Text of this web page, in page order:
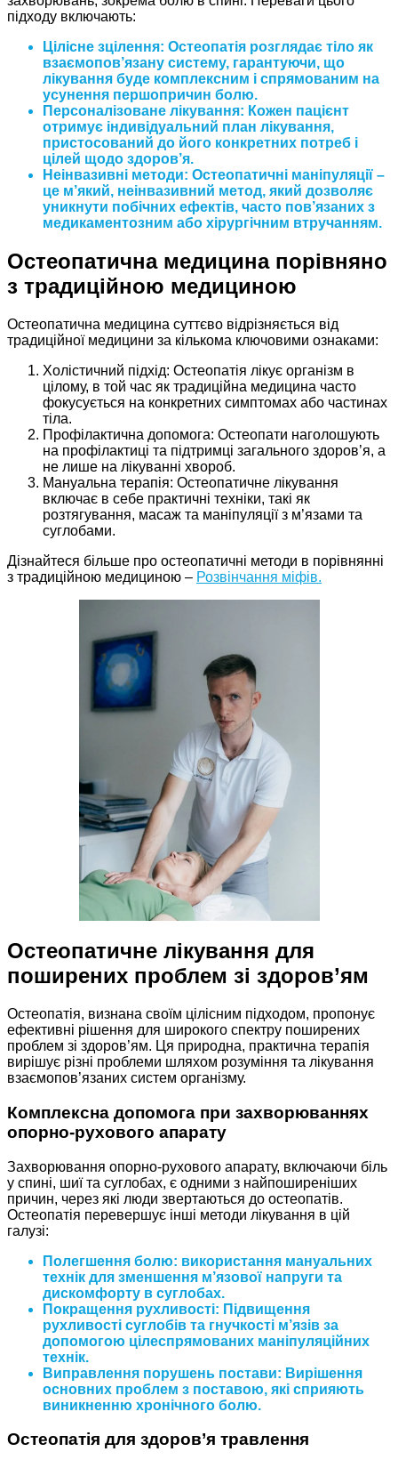
підходу включають:
Цілісне зцілення: Остеопатія розглядає тіло як
взаємопов’язану систему, гарантуючи, що
лікування буде комплексним і спрямованим на
усунення першопричин болю.
Персоналізоване лікування: Кожен пацієнт
отримує індивідуальний план лікування,
пристосований до його конкретних потреб і
цілей щодо здоров’я.
Неінвазивні методи: Остеопатичні маніпуляції –
це м’який, неінвазивний метод, який дозволяє
уникнути побічних ефектів, часто пов’язаних з
медикаментозним або хірургічним втручанням.
Остеопатична медицина порівняно
з традиційною медициною
Остеопатична медицина суттєво відрізняється від
традиційної медицини за кількома ключовими ознаками:
Холістичний підхід: Остеопатія лікує організм в
цілому, в той час як традиційна медицина часто
фокусується на конкретних симптомах або частинах
тіла.
Профілактична допомога: Остеопати наголошують
на профілактиці та підтримці загального здоров’я, а
не лише на лікуванні хвороб.
Мануальна терапія: Остеопатичне лікування
включає в себе практичні техніки, такі як
розтягування, масаж та маніпуляції з м’язами та
суглобами.
Дізнайтеся більше про остеопатичні методи в порівнянні
з традиційною медициною – Розвінчання міфів.
Остеопатичне лікування для
поширених проблем зі здоров’ям
Остеопатія, визнана своїм цілісним підходом, пропонує
ефективні рішення для широкого спектру поширених
проблем зі здоров’ям. Ця природна, практична терапія
вирішує різні проблеми шляхом розуміння та лікування
взаємопов’язаних систем організму.
Комплексна допомога при захворюваннях
опорно-рухового апарату
Захворювання опорно-рухового апарату, включаючи біль
у спині, шиї та суглобах, є одними з найпоширеніших
причин, через які люди звертаються до остеопатів.
Остеопатія перевершує інші методи лікування в цій
галузі:
Полегшення болю: використання мануальних
технік для зменшення м’язової напруги та
дискомфорту в суглобах.
Покращення рухливості: Підвищення
рухливості суглобів та гнучкості м’язів за
допомогою цілеспрямованих маніпуляційних
технік.
Виправлення порушень постави: Вирішення
основних проблем з поставою, які сприяють
виникненню хронічного болю.
Остеопатія для здоров’я травлення